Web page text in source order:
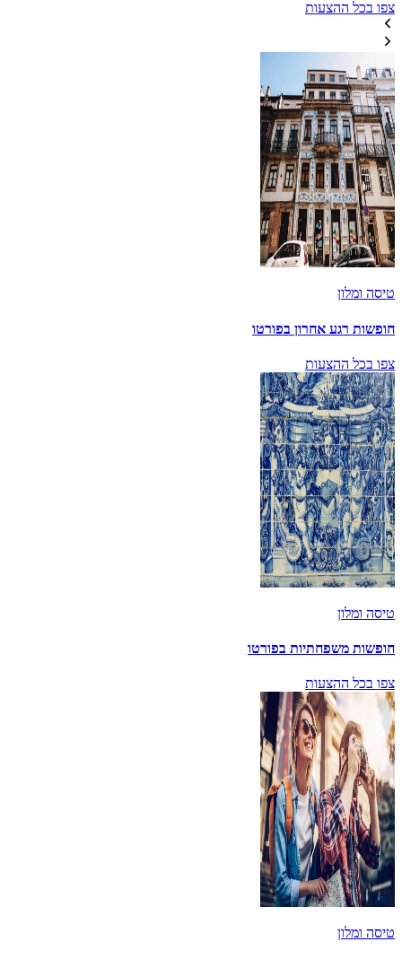
צפו בכל ההצעות
טיסה ומלון
חופשות רגע אחרון בפורטו
צפו בכל ההצעות
טיסה ומלון
חופשות משפחתיות בפורטו
צפו בכל ההצעות
טיסה ומלון